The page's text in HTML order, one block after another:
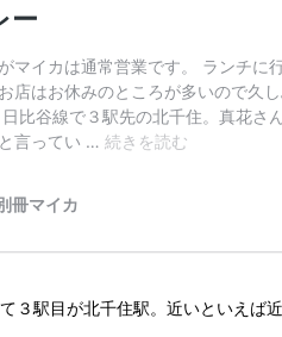
３駅目が北千住駅。近いといえ